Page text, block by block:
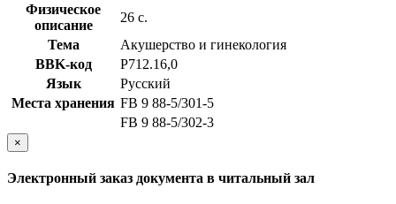
Физическое
описание
26 с.
Тема
Акушерство и гинекология
BBK-код
Р712.16,0
Язык
Русский
Места хранения FB 9 88-5/301-5
FB 9 88-5/302-3
×
Электронный заказ документа в читальный зал